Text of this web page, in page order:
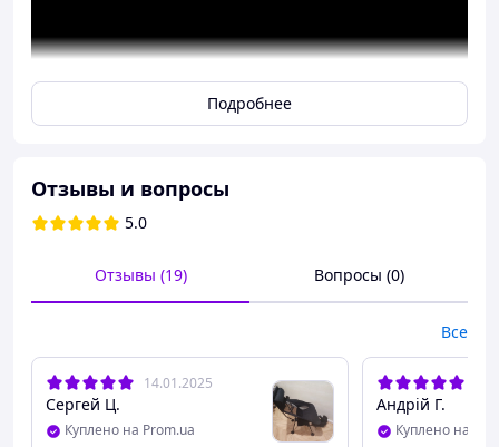
Подробнее
Отзывы и вопросы
5.0
Отзывы (19) Вопросы (0)
Все
14.01.2025
Сергей Ц.
Куплено на Prom.ua
Андрій Г.
Куплено на